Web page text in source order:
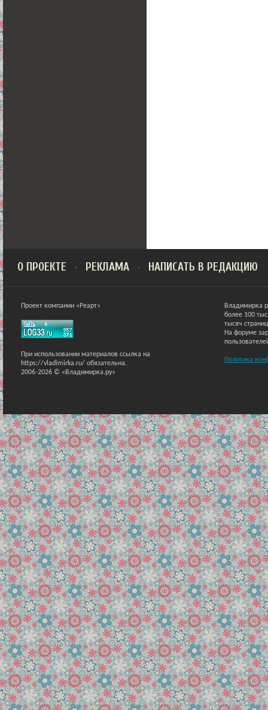
О ПРОЕКТЕ РЕКЛАМА НАПИСАТЬ В РЕДАКЦИЮ
Проект компании «Реарт»
При использовании материалов ссылка на
https://vladimirka.ru/ обязательна.
2006-2026 © «Владимирка.ру»
Владимирка
более 100
тысяч
На форуме
Политика